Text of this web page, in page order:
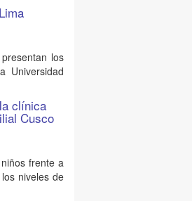
los
Universidad
clínica
Cusco
frente a
niveles de